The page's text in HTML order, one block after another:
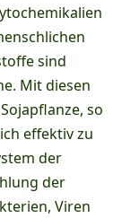
sind
Mit diesen
so
effektiv zu
der
der
Viren